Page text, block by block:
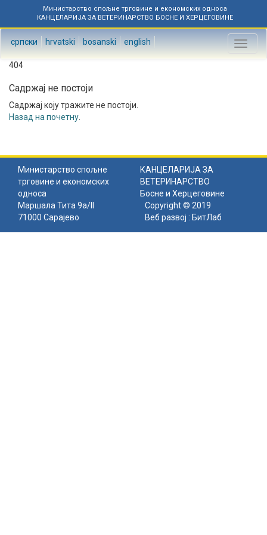
Министарство спољне трговине и економских односа
КАНЦЕЛАРИЈА ЗА ВЕТЕРИНАРСТВО БОСНЕ И ХЕРЦЕГОВИНЕ
српски hrvatski bosanski english
Toggle
404
Садржај не постоји
Садржај коју тражите не постоји.
Назад на почетну
Министарство спољне
трговине и економских
односа
КАНЦЕЛАРИЈА ЗА
ВЕТЕРИНАРСТВО
Босне и Херцеговине
Маршала Тита 9а/II
71000 Сарајево
Copyright © 2019
Веб развој : БитЛаб